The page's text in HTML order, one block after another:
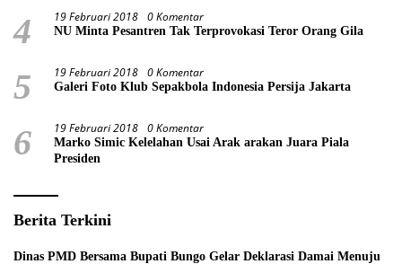
4 19 Februari 2018 0 Komentar
NU Minta Pesantren Tak Terprovokasi Teror Orang Gila
5 19 Februari 2018 0 Komentar
Galeri Foto Klub Sepakbola Indonesia Persija Jakarta
6 19 Februari 2018 0 Komentar
Marko Simic Kelelahan Usai Arak arakan Juara Piala
Presiden
Berita Terkini
Dinas PMD Bersama Bupati Bungo Gelar Deklarasi Damai Menuju